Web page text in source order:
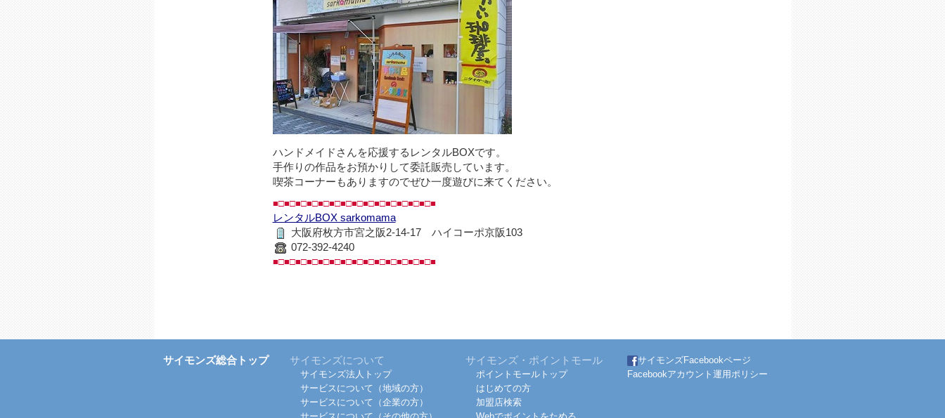
ハンドメイドさんを応援するレンタルBOXです。
手作りの作品をお預かりして委託販売しています。
喫茶コーナーもありますのでぜひ一度遊びに来てください。
■□■□■□■□■□■□■□■□■□■□■□■□■□■□■
レンタルBOX sarkomama
大阪府枚方市宮之阪2-14-17 ハイコーポ京阪103
072-392-4240
■□■□■□■□■□■□■□■□■□■□■□■□■□■□■
サイモンズ総合トップ サイモンズについて
サイモンズ法人トップ
サービスについて（地域の方）
サービスについて（企業の方）
サイモンズ・ポイントモール
ポイントモールトップ
はじめての方
加盟店検索
サイモンズFacebookページ
Facebookアカウント運用ポリシー